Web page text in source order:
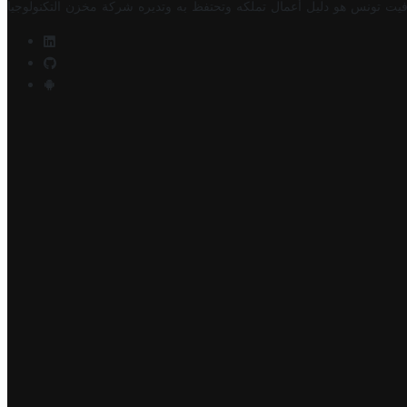
تونس هو دليل أعمال تملكه وتحتفظ به وتديره شركة مخزن التكنولوجيا